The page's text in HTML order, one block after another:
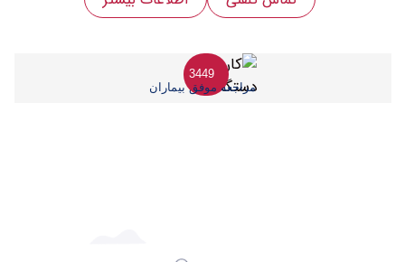
مراجعه موفق بیماران